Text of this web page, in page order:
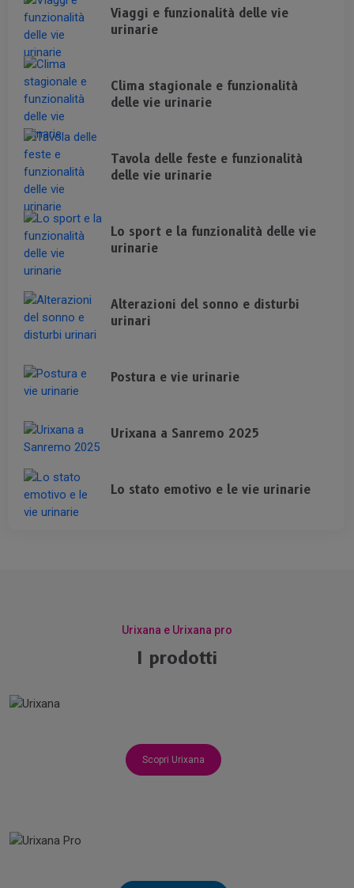
Viaggi e funzionalità delle vie
urinarie
Clima stagionale e funzionalità
delle vie urinarie
Tavola delle feste e funzionalità
delle vie urinarie
Lo sport e la funzionalità delle vie
urinarie
Alterazioni del sonno e disturbi
urinari
Postura e vie urinarie
Urixana a Sanremo 2025
Lo stato emotivo e le vie urinarie
Urixana e Urixana pro
I prodotti
Scopri Urixana